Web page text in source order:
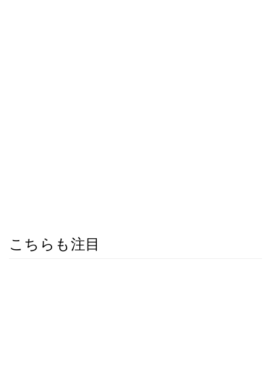
こちらも注目